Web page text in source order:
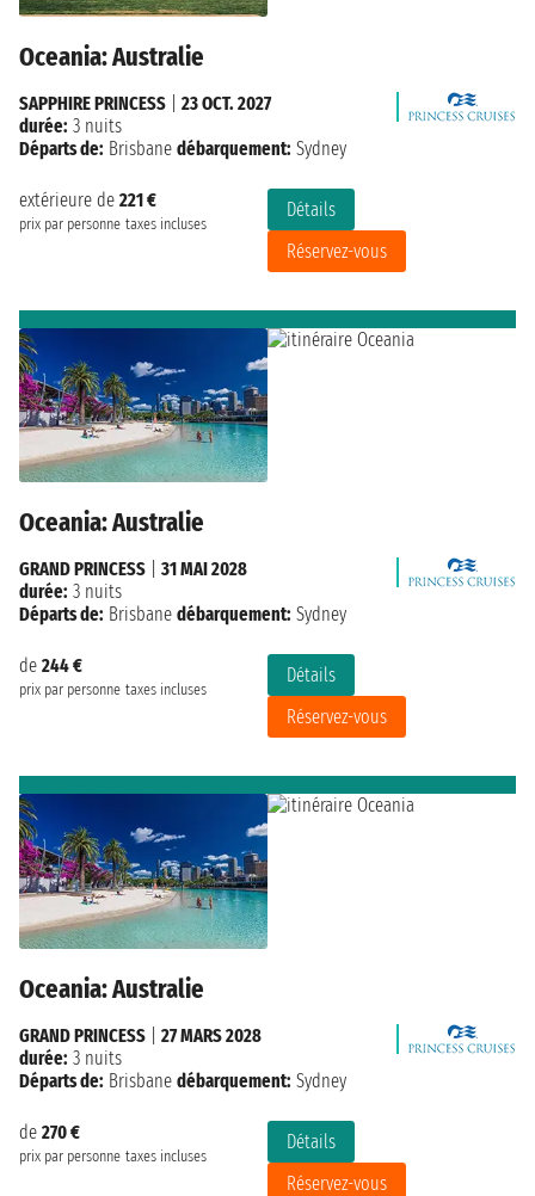
Oceania: Australie
extérieure de 221 €
prix par personne taxes incluses
Détails
Réservez-vous
SAPPHIRE PRINCESS
23 OCT. 2027
durée: 3 nuits
Départs de: Brisbane débarquement: Sydney
Oceania: Australie
de 244 €
prix par personne taxes incluses
Détails
Réservez-vous
GRAND PRINCESS
31 MAI 2028
durée: 3 nuits
Départs de: Brisbane débarquement: Sydney
Oceania: Australie
de 270 €
prix par personne taxes incluses
Détails
Réservez-vous
GRAND PRINCESS
27 MARS 2028
durée: 3 nuits
Départs de: Brisbane débarquement: Sydney